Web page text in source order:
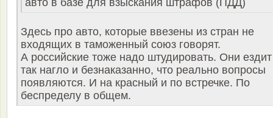
авто в базе для взыскания штрафов (ПДД)
Здесь про авто, которые ввезены из стран не
входящих в таможенный союз говорят.
А российские тоже надо штудировать. Они ездит
так нагло и безнаказанно, что реально вопросы
появляются. И на красный и по встречке. По
беспределу в общем.